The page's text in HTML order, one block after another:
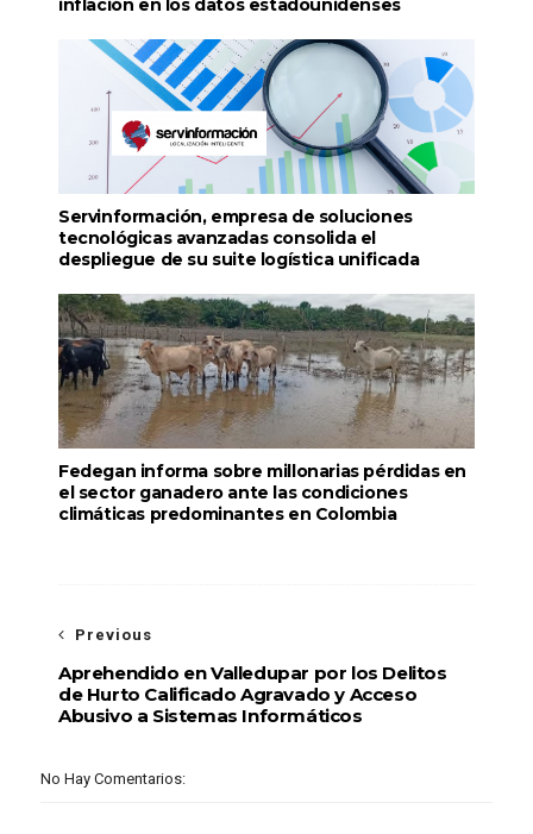
inflación en los datos estadounidenses
Servinformación, empresa de soluciones
tecnológicas avanzadas consolida el
despliegue de su suite logística unificada
Fedegan informa sobre millonarias pérdidas en
el sector ganadero ante las condiciones
climáticas predominantes en Colombia
Previous
Aprehendido en Valledupar por los Delitos
de Hurto Calificado Agravado y Acceso
Abusivo a Sistemas Informáticos
No Hay Comentarios: